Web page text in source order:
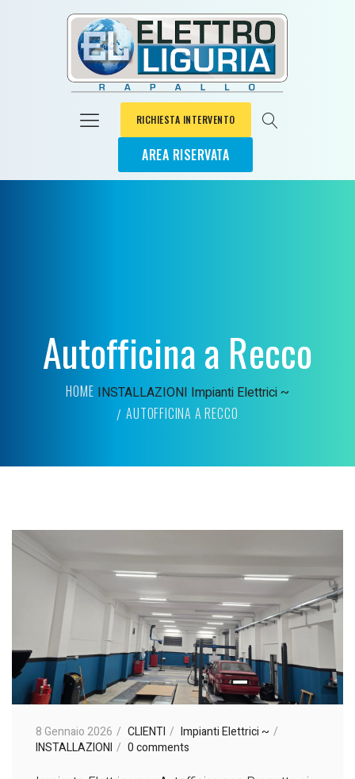
RICHIESTA INTERVENTO
AREA RISERVATA
Autofficina a Recco
HOME INSTALLAZIONI Impianti Elettrici ~
AUTOFFICINA A RECCO
8 Gennaio 2026 CLIENTI
Impianti Elettrici ~
INSTALLAZIONI
0 comments